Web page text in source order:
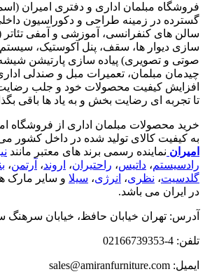
فروشگاه مبلمان اداری و دفتری امیران
گسترده در زمینه طراحی و دکوراسیون
سالن های کنفرانسی، آموزشی و آمفی
سازی دیوار ها، سقف، پنل آکوستیک،
صوتی و تصویری) پیاده سازی پارتیشن
چیدمان مبلمان، تعمیرات مبل و صندلی
افزایش کیفیت محصولات خود و جلب
تا تجربه ای رضایت بخش و به یاد ها باقی
خرید محصولات مبلمان اداری از فروشگاه
به کیفیت کالای تولید شده در داخل کشور
امیران نماینده رسمی برند های معتبر مانند
رادسیستم، داتیس، راحتیران، اروند، آرتمن،
گلدسیت، نظری، انرژی، سیلا و سایر مارک
در ایران می باشد.
آدرس: تهران خیابان حافظ، خیابان سرهنگ
تلفن: 4-02166739353
ایمیل: sales@amiranfurniture.com